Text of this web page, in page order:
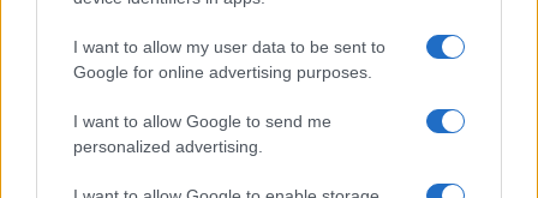
I want to allow my user data to be sent to
Google for online advertising purposes.
I want to allow Google to send me
personalized advertising.